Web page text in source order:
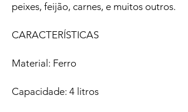
peixes, feijão, carnes, e muitos outros.
CARACTERÍSTICAS
Material: Ferro
Capacidade: 4 litros